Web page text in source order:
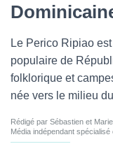
Le Perico Ripiao
populaire de
folklorique et
née vers le milieu
Rédigé par Sébastien et
Média indépendant spécialisé